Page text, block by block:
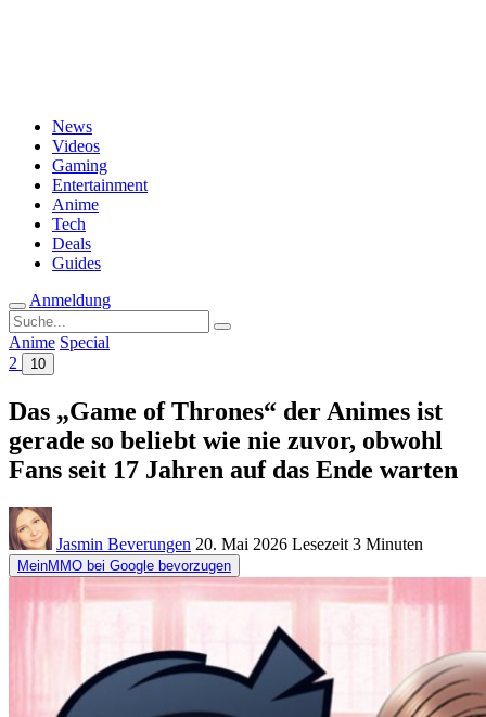
News
Videos
Gaming
Entertainment
Anime
Tech
Deals
Guides
Anmeldung
Suche
nach:
Anime Special
2
10
Das „Game of Thrones“ der Animes ist
gerade so beliebt wie nie zuvor, obwohl
Fans seit 17 Jahren auf das Ende warten
Jasmin Beverungen 20. Mai 2026 Lesezeit 3 Minuten
MeinMMO bei Google bevorzugen